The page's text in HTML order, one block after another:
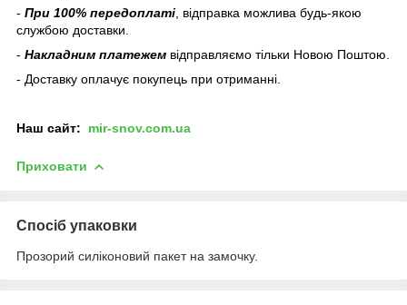
- При 100% передоплаті , відправка можлива будь-якою
службою доставки.
- Накладним платежем відправляємо тільки Новою Поштою.
- Доставку оплачує покупець при отриманні.
Наш сайт: mir-snov.com.ua
Приховати
Спосіб упаковки
Прозорий силіконовий пакет на замочку.